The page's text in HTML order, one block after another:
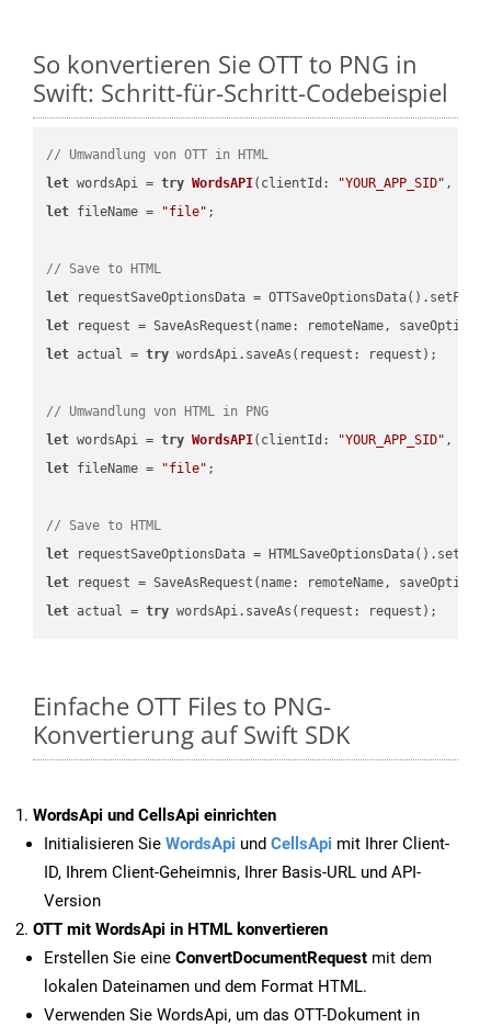
So konvertieren Sie OTT to PNG in
Swift: Schritt-für-Schritt-Codebeispiel
// Umwandlung von OTT in HTML
let wordsApi = try WordsAPI( clientId: "YOUR_APP_SID" ,
let fileName = "file" ;
// Save to HTML
let requestSaveOptionsData =
let request = SaveAsRequest(name: remoteName,
let actual = try wordsApi.saveAs(request: request);
// Umwandlung von HTML in PNG
let wordsApi = try WordsAPI( clientId: "YOUR_APP_SID" ,
let fileName = "file" ;
// Save to HTML
let requestSaveOptionsData =
let request = SaveAsRequest(name: remoteName,
let actual = try
Einfache OTT Files to PNG-
Konvertierung auf Swift SDK
WordsApi und CellsApi einrichten
Initialisieren Sie WordsApi und CellsApi mit Ihrer Client-
ID, Ihrem Client-Geheimnis, Ihrer Basis-URL und API-
Version
OTT mit WordsApi in HTML konvertieren
Erstellen Sie eine ConvertDocumentRequest mit dem
lokalen Dateinamen und dem Format HTML.
Verwenden Sie WordsApi, um das OTT-Dokument in